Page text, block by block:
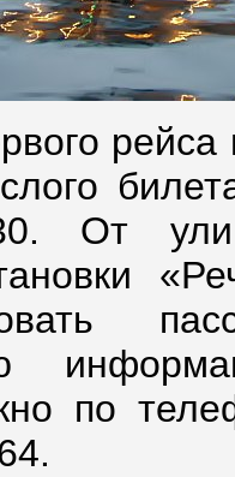
От
по